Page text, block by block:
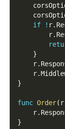
if
! r.
        r
.
}
    r
.
    r
.
}
func Order( r
    r
.
}